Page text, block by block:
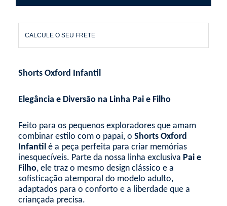
CALCULE O SEU FRETE
Shorts Oxford Infantil
Elegância e Diversão na Linha Pai e Filho
Feito para os pequenos exploradores que amam
combinar estilo com o papai, o Shorts Oxford
Infantilé a peça perfeita para criar memórias
inesquecíveis. Parte da nossa linha exclusiva Pai e
Filho, ele traz o mesmo design clássico e a
sofisticação atemporal do modelo adulto,
adaptados para o conforto e a liberdade que a
criançada precisa.